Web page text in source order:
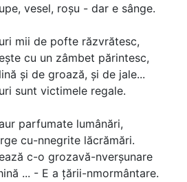
vesel, roşu - dar e sânge.
mii de pofte răzvrătesc,
cu un zâmbet părintesc,
şi de groază, şi de jale...
sunt victimele regale.
parfumate lumânări,
cu-nnegrite lăcrămări.
c-o grozavă-nverșunare
... - E a ţării-nmormântare.